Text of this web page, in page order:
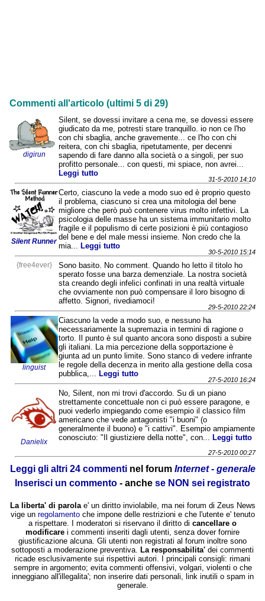
Commenti all'articolo (ultimi 5 di 29)
digirun
Silent, se dovessi invitare a cena me, se dovessi essere
giudicato da me, potresti stare tranquillo. io non ce l'ho
con chi sbaglia, anche gravemente... ce l'ho con chi
reitera, con chi sbaglia, ripetutamente, per decenni
sapendo di fare danno alla società o a singoli, per suo
profitto personale... con questi, mi spiace, non avrei...
Leggi tutto
31-5-2010 14:10
Silent Runner
Certo, ciascuno la vede a modo suo ed è proprio questo
il problema, ciascuno si crea una mitologia del bene
migliore che però può contenere virus molto infettivi. La
psicologia delle masse ha un sistema immunitario molto
fragile e il populismo di certe posizioni è più contagioso
del bene e del male messi insieme. Non credo che la
mia... Leggi tutto
30-5-2010 15:14
{free4ever}
Sono basito. No comment. Quando ho letto il titolo ho
sperato fosse una barza demenziale. La nostra società
sta creando degli infelici confinati in una realtà virtuale
che ovviamente non può compensare il loro bisogno di
affetto. Signori, rivediamoci!
29-5-2010 22:24
linguist
Ciascuno la vede a modo suo, e nessuno ha
necessariamente la supremazia in termini di ragione o
torto. Il punto è sul quanto ancora sono disposti a subire
gli italiani. La mia percezione della sopportazione è
giunta ad un punto limite. Sono stanco di vedere infrante
le regole della decenza in merito alla gestione della cosa
pubblica,... Leggi tutto
27-5-2010 16:24
Danielix
No, Silent, non mi trovi d'accordo. Su di un piano
strettamente concettuale non ci può essere paragone, e
puoi vederlo impiegando come esempio il classico film
americano che vede antagonisti "i buoni" (o
generalmente il buono) e "i cattivi". Esempio ampiamente
conosciuto: "Il giustiziere della notte", con... Leggi tutto
27-5-2010 00:27
Leggi gli altri 24 commentinel forum Internet - generale
Inserisci un commento - anche se NON sei registrato
La liberta' di parolae' un diritto inviolabile, ma nei forum di Zeus News
vige un regolamentoche impone delle restrizioni e che l'utente e' tenuto
a rispettare. I moderatori si riservano il diritto di cancellare o
modificare i commenti inseriti dagli utenti, senza dover fornire
giustificazione alcuna. Gli utenti non registrati al forum inoltre sono
sottoposti a moderazione preventiva. La responsabilita' dei commenti
ricade esclusivamente sui rispettivi autori. I principali consigli: rimani
sempre in argomento; evita commenti offensivi, volgari, violenti o che
inneggiano all'illegalita'; non inserire dati personali, link inutili o spam in
generale.